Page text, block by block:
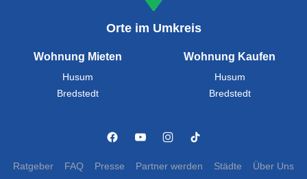
Orte im Umkreis
Wohnung Mieten
Husum
Bredstedt
Wohnung Kaufen
Husum
Bredstedt
Ratgeber FAQ Presse Partner werden Städte Über Uns